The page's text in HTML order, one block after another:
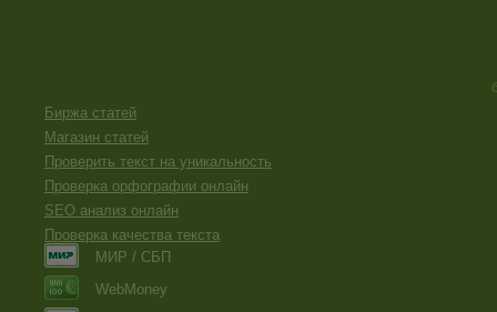
Биржа статей
Магазин статей
Проверить текст на уникальность
Проверка орфографии онлайн
SEO анализ онлайн
Проверка качества текста
МИР / СБП
WebMoney